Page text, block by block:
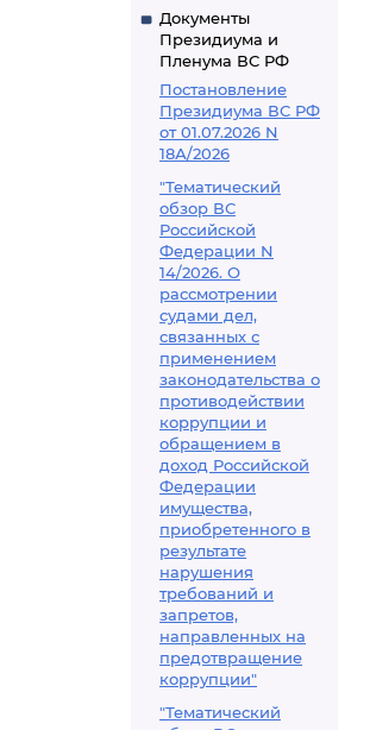
Документы
Президиума и
Пленума ВС РФ
Постановление
Президиума ВС РФ
от 01.07.2026 N
18А/2026
"Тематический
обзор ВС
Российской
Федерации N
14/2026. О
рассмотрении
судами дел,
связанных с
применением
законодательства о
противодействии
коррупции и
обращением в
доход Российской
Федерации
имущества,
приобретенного в
результате
нарушения
требований и
запретов,
направленных на
предотвращение
коррупции"
"Тематический